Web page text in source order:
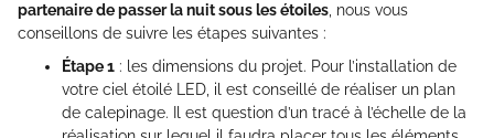
partenaire de passer la nuit sous les étoiles, nous vous
conseillons de suivre les étapes suivantes :
Étape 1 : les dimensions du projet. Pour l’installation de
votre ciel étoilé LED, il est conseillé de réaliser un plan
de calepinage. Il est question d’un tracé à l’échelle de la